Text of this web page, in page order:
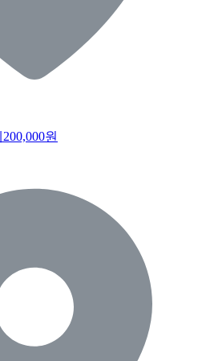
200,000원